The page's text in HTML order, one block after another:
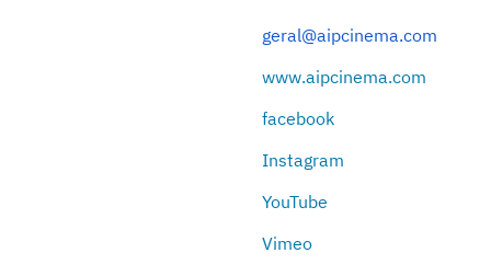
geral@aipcinema.com
www.aipcinema.com
facebook
Instagram
YouTube
Vimeo